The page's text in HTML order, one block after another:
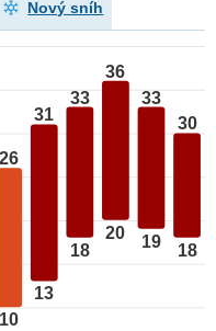
Nový sníh
26
10
31
13
33
18
36
20
33
19
30
18